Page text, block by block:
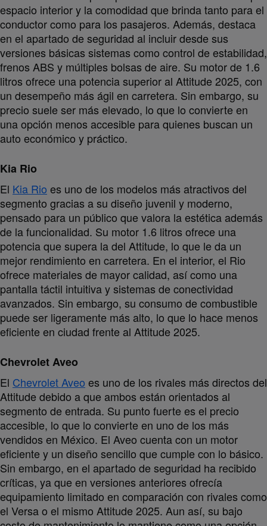
espacio interior y la comodidad que brinda tanto para el
conductor como para los pasajeros. Además, destaca
en el apartado de seguridad al incluir desde sus
versiones básicas sistemas como control de estabilidad,
frenos ABS y múltiples bolsas de aire. Su motor de 1.6
litros ofrece una potencia superior al Attitude 2025, con
un desempeño más ágil en carretera. Sin embargo, su
precio suele ser más elevado, lo que lo convierte en
una opción menos accesible para quienes buscan un
auto económico y práctico.
Kia Rio
El Kia Rio es uno de los modelos más atractivos del
segmento gracias a su diseño juvenil y moderno,
pensado para un público que valora la estética además
de la funcionalidad. Su motor 1.6 litros ofrece una
potencia que supera la del Attitude, lo que le da un
mejor rendimiento en carretera. En el interior, el Rio
ofrece materiales de mayor calidad, así como una
pantalla táctil intuitiva y sistemas de conectividad
avanzados. Sin embargo, su consumo de combustible
puede ser ligeramente más alto, lo que lo hace menos
eficiente en ciudad frente al Attitude 2025.
Chevrolet Aveo
El Chevrolet Aveo es uno de los rivales más directos del
Attitude debido a que ambos están orientados al
segmento de entrada. Su punto fuerte es el precio
accesible, lo que lo convierte en uno de los más
vendidos en México. El Aveo cuenta con un motor
eficiente y un diseño sencillo que cumple con lo básico.
Sin embargo, en el apartado de seguridad ha recibido
críticas, ya que en versiones anteriores ofrecía
equipamiento limitado en comparación con rivales como
el Versa o el mismo Attitude 2025. Aun así, su bajo